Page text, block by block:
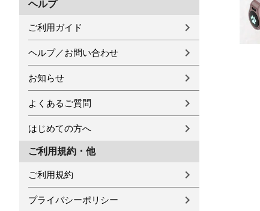
ヘルプ
ご利用ガイド
ヘルプ／お問い合わせ
お知らせ
よくあるご質問
はじめての方へ
ご利用規約・他
ご利用規約
プライバシーポリシー